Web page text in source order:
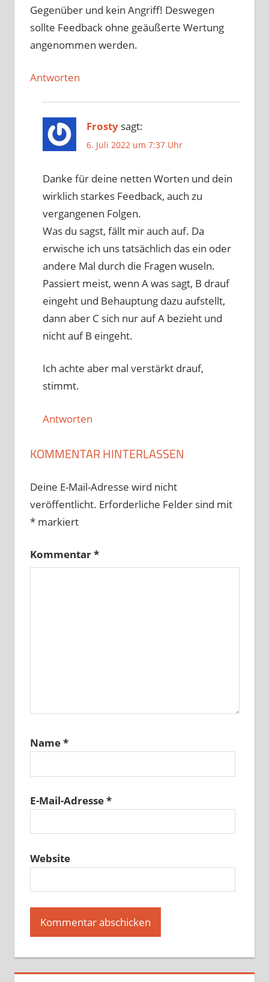
Gegenüber und kein Angriff! Deswegen
sollte Feedback ohne geäußerte Wertung
angenommen werden.
Antworten
Frosty sagt:
6. Juli 2022 um 7:37 Uhr
Danke für deine netten Worten und dein
wirklich starkes Feedback, auch zu
vergangenen Folgen.
Was du sagst, fällt mir auch auf. Da
erwische ich uns tatsächlich das ein oder
andere Mal durch die Fragen wuseln.
Passiert meist, wenn A was sagt, B drauf
eingeht und Behauptung dazu aufstellt,
dann aber C sich nur auf A bezieht und
nicht auf B eingeht.
Ich achte aber mal verstärkt drauf,
stimmt.
Antworten
KOMMENTAR HINTERLASSEN
Deine E-Mail-Adresse wird nicht
veröffentlicht. Erforderliche Felder sind mit
*markiert
Kommentar*
Name*
E-Mail-Adresse*
Website